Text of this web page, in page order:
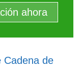
ahora
Cadena de